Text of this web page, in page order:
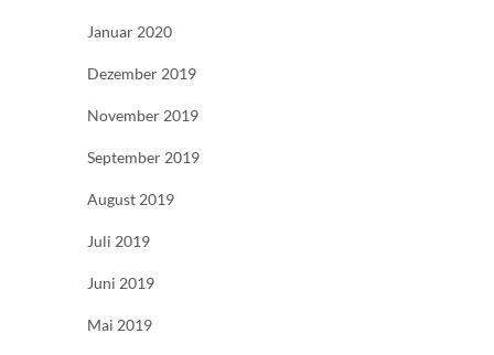
Januar 2020
Dezember 2019
November 2019
September 2019
August 2019
Juli 2019
Juni 2019
Mai 2019